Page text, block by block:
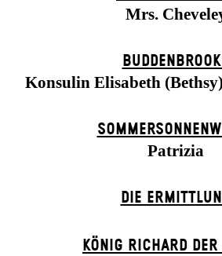
Mrs.
Konsulin Elisabeth
Patrizia
DIE
KÖNIG RICHARD